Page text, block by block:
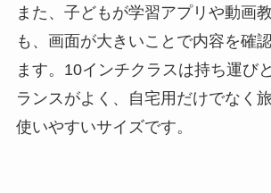
また、子どもが学習アプリや動画
も、画面が大きいことで内容を確
ます。10インチクラスは持ち運び
ランスがよく、自宅用だけでなく
使いやすいサイズです。